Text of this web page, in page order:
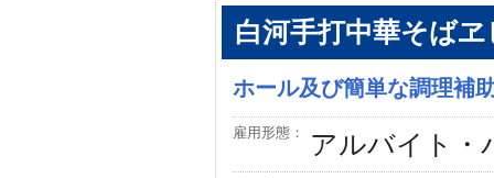
白河手打中華そば
ホール及び簡単な調理補
雇用形態： アルバイト・